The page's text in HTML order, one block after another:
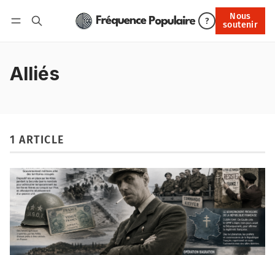
?
Nous
soutenir
Nous soutenir
Alliés
1 ARTICLE